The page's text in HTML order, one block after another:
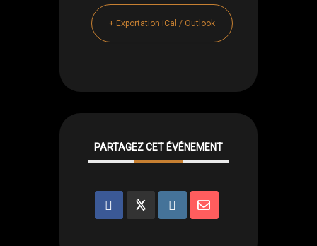
+ Exportation iCal / Outlook
PARTAGEZ CET ÉVÉNEMENT